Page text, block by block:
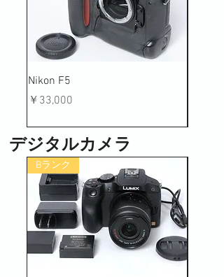
Nikon F5
価格
￥33,000
Bランク
デジタルカメラ